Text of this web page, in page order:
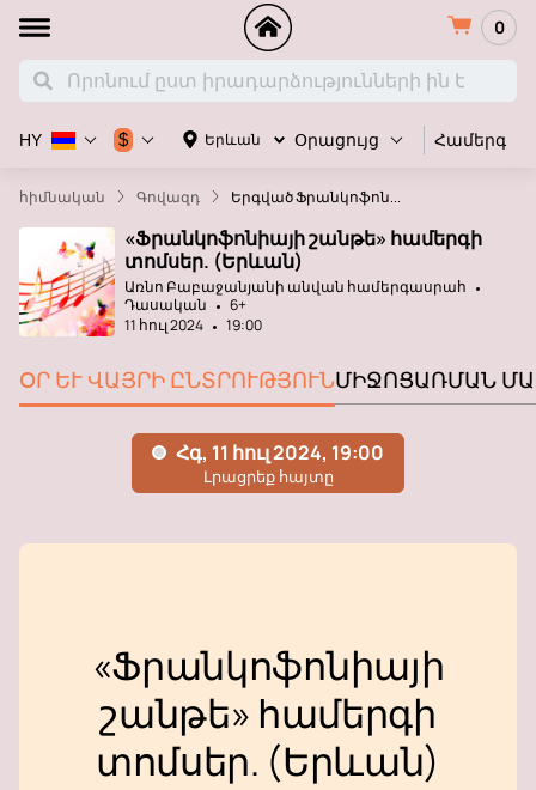
0
Երևան Օրացույց Համերգ
HY $
հիմնական Գովազդ Երգված Ֆրանկոֆոն...
«Ֆրանկոֆոնիայի շանթե» համերգի
տոմսեր. (Երևան)
Առնո Բաբաջանյանի անվան համերգասրահ
Դասական
6+
11 հուլ 2024
19:00
ՕՐ ԵՒ ՎԱՅՐԻ ԸՆՏՐՈՒԹՅՈՒՆ ՄԻՋՈՑԱՌՄԱՆ
«Ֆրանկոֆոնիայի
շանթե» համերգի
տոմսեր. (Երևան)